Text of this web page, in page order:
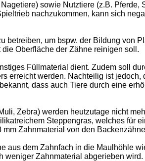
sowie Nutztiere (z.B.
nachzukommen, kann sich
um bspw. der Bildung von
Oberfläche der Zähne reinigen soll.
Füllmaterial dient. Zudem soll
erreicht werden. Nachteilig ist
dass auch Tiere durch eine
Zebra) werden heutzutage nicht
Steppengras, welches für
Zahnmaterial von den
dem Zahnfach in die Maulhöhle
Zahnmaterial abgerieben